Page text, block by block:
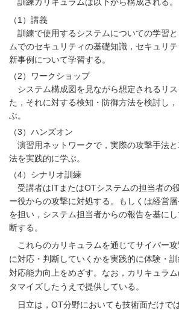
（1）講義
訓練で使用するシステムについての学習
ムでのセキュリティの基礎知識，セキュリ
新事例について学習する。
（2）ワークショップ
システム構成図を見ながら想定されるリ
た，それに対する検知・防御方法を検討し
ぶ。
（3）ハンズオン
演習用ネットワークで，実際の攻撃手法
法を実践的に学ぶ。
（4）シナリオ訓練
受講者はITまたはOTシステムの担当者の
ー役からの攻撃に対処する。もしくは経営
を担い，システム担当者からの報告を基に
断する。
これらのカリキュラムを通じてサイバー
に対応・判断していくかを実践的に体験・
対応能力向上をめざす。なお，カリキュラ
タマイズしたうえで提供している。
日立は，OT分野においても技術面だけで